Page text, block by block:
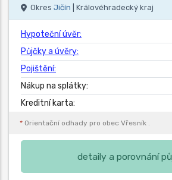
Okres Jičín | Královéhradecký kraj
Hypoteční úvěr:
Půjčky a úvěry:
Pojištění:
Nákup na splátky:
Kreditní karta:
* Orientační odhady pro obec Vřesník .
detaily a porovnání